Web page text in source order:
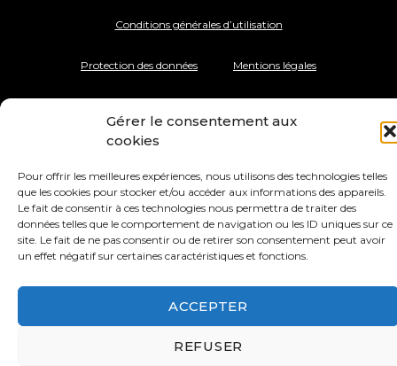
Gérer le consentement aux
cookies
Pour offrir les meilleures expériences, nous utilisons des technologies telles
que les cookies pour stocker et/ou accéder aux informations des appareils.
Le fait de consentir à ces technologies nous permettra de traiter des
données telles que le comportement de navigation ou les ID uniques sur ce
site. Le fait de ne pas consentir ou de retirer son consentement peut avoir
un effet négatif sur certaines caractéristiques et fonctions.
ACCEPTER
REFUSER
Conditions générales d’utilisation
Protection des données Mentions légales